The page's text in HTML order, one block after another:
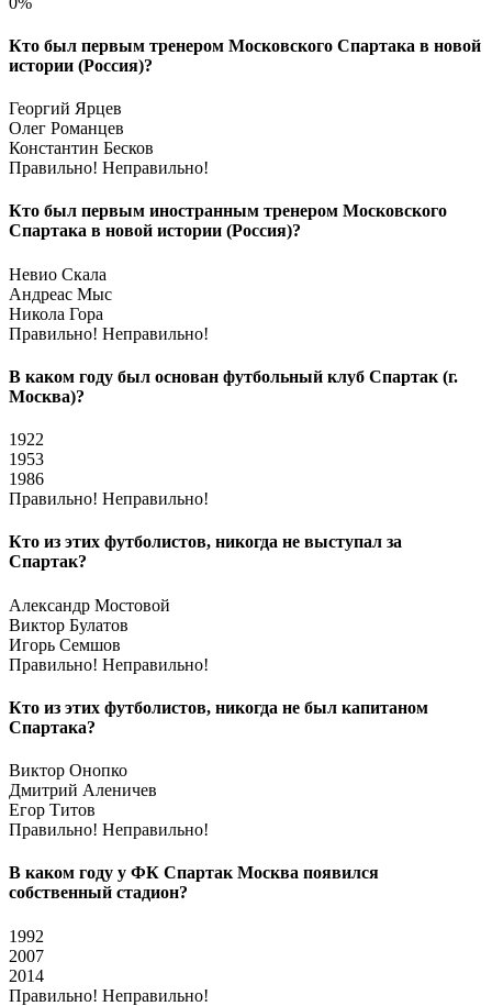
Кто был первым тренером Московского Спартака в новой
истории (Россия)?
Георгий Ярцев
Олег Романцев
Константин Бесков
Правильно! Неправильно!
Кто был первым иностранным тренером Московского
Спартака в новой истории (Россия)?
Невио Скала
Андреас Мыс
Никола Гора
Правильно! Неправильно!
В каком году был основан футбольный клуб Спартак (г.
Москва)?
1922
1953
1986
Правильно! Неправильно!
Кто из этих футболистов, никогда не выступал за
Спартак?
Александр Мостовой
Виктор Булатов
Игорь Семшов
Правильно! Неправильно!
Кто из этих футболистов, никогда не был капитаном
Спартака?
Виктор Онопко
Дмитрий Аленичев
Егор Титов
Правильно! Неправильно!
В каком году у ФК Спартак Москва появился
собственный стадион?
1992
2007
2014
Правильно! Неправильно!